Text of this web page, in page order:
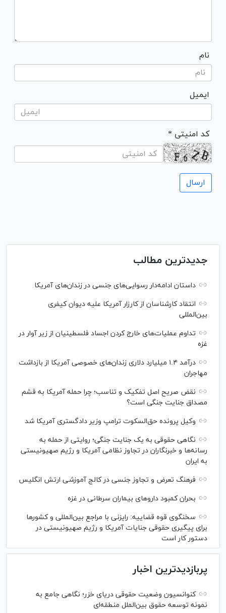
نام
ایمیل
* کد امنیتی
جدیدترین مطالب
داستان ادامه‌دار رسوایی‌های جنسی در زندان‌های آمریکا
انتقاد کارشناسان از کارزار آمریکا علیه دیوان کیفری
بین‌المللی
تداوم عملیات‌های خارج کردن اجساد فلسطینیان از زیر آوار در
غزه
درآمد ۱.۴ میلیارد دلاری زندان‌های خصوصی آمریکا از بازداشت
مهاجران
نقض صریح اصل تفکیک و تناسب؛ چرا حمله آمریکا به قشم
مصداق جنایت جنگی است؟
وکیل پرونده حق‌السکوت ترامپ وزیر دادگستری آمریکا شد
نگاهی حقوقی به یک جنایت جنگی؛ روایتی از حمله به
رسانه‌ها و خبرنگاران در تجاوز نظامی آمریکا و رژیم صهیونیستی
به ایران
فرهنگ تعرض و تجاوز جنسی در کالج آموزشی ارتش انگلیس
بحران کمبود دارو‌های بیماران سرطانی در غزه
سخنگوی قوه قضاییه: رایزنی‌ با مراجع بین‌المللی و کشور‌ها
برای پیگیری حقوقی جنایات آمریکا و رژیم صهیونیستی در
دستور کار است
پربازدیدترین اخبار
کنوانسیون وضعیت حقوقی دریای خزر؛ نگاهی جامع به
نمونه توسعه حقوق بین‌الملل منطقه‌ای